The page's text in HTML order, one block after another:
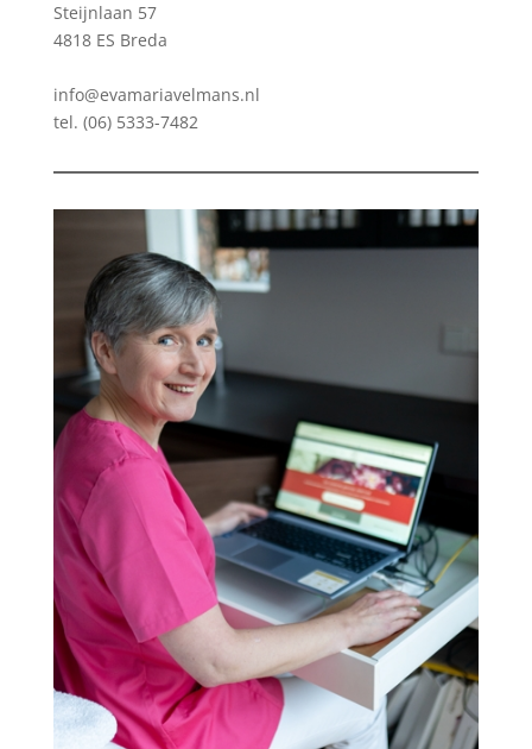
Steijnlaan 57
4818 ES Breda
info@evamariavelmans.nl
tel. (06) 5333-7482